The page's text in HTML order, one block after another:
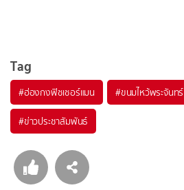
Tag
#ฮ่องกงฟิชเชอร์แมน #ขนมไหว้พระจันทร์
#ข่าวประชาสัมพันธ์